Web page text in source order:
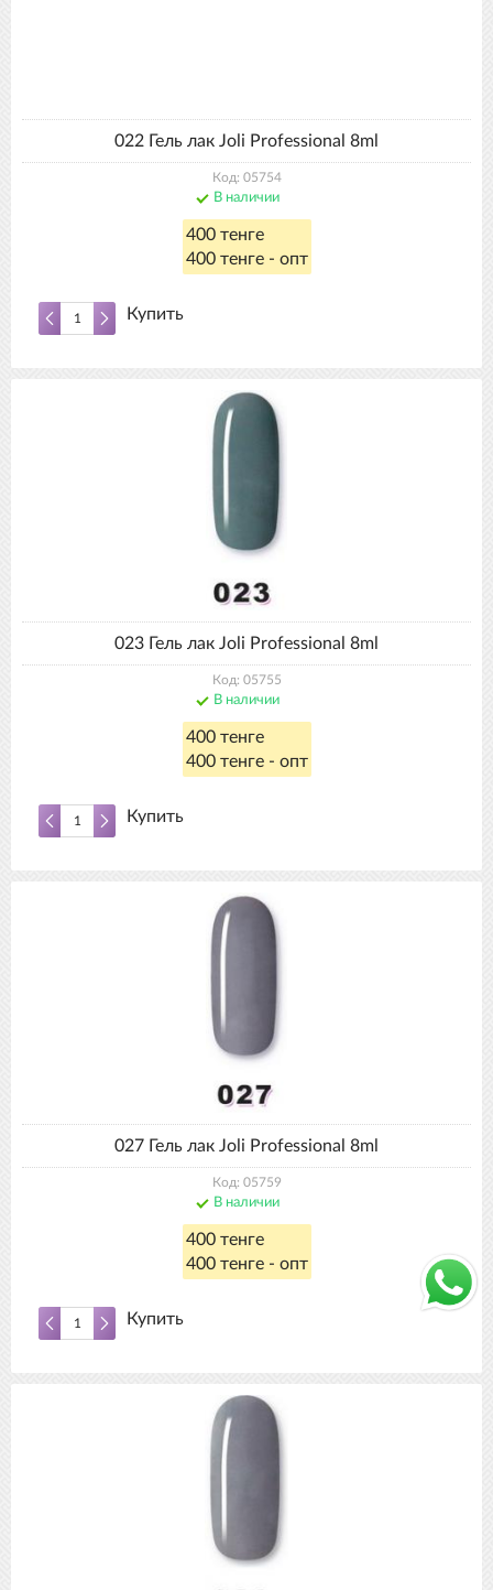
022 Гель лак Joli Professional 8ml
Код: 05754
В наличии
400 тенге
400 тенге - опт
Купить
023 Гель лак Joli Professional 8ml
Код: 05755
В наличии
400 тенге
400 тенге - опт
Купить
027 Гель лак Joli Professional 8ml
Код: 05759
В наличии
400 тенге
400 тенге - опт
Купить